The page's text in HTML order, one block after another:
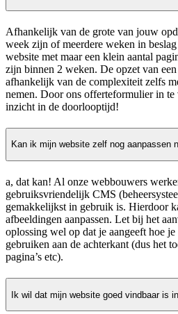
Afhankelijk van de grote van jouw
week zijn of meerdere weken in
website met maar een klein aantal
zijn binnen 2 weken. De opzet van
afhankelijk van de complexiteit zelfs
nemen. Door ons offerteformulier in
inzicht in de doorlooptijd!
Kan ik mijn website zelf nog aanpassen
a, dat kan! Al onze webbouwers
gebruiksvriendelijk CMS
gemakkelijkst in gebruik is. Hierdoor
afbeeldingen aanpassen. Let bij het
oplossing wel op dat je aangeeft hoe
gebruiken aan de achterkant (dus het
pagina’s etc).
Ik wil dat mijn website goed vindbaar is